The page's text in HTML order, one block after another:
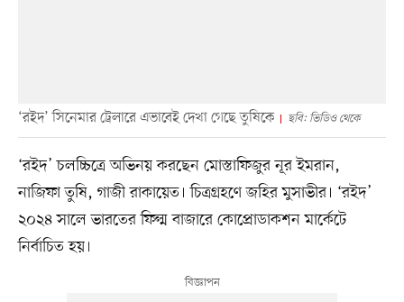
‘রইদ’ সিনেমার ট্রেলারে এভাবেই দেখা গেছে তুষিকে ছবি: ভিডিও থেকে
‘রইদ’ চলচ্চিত্রে অভিনয় করছেন মোস্তাফিজুর নূর ইমরান,
নাজিফা তুষি, গাজী রাকায়েত। চিত্রগ্রহণে জহির মুসাভীর। ‘রইদ’
২০২৪ সালে ভারতের ফিল্ম বাজারে কোপ্রোডাকশন মার্কেটে
নির্বাচিত হয়।